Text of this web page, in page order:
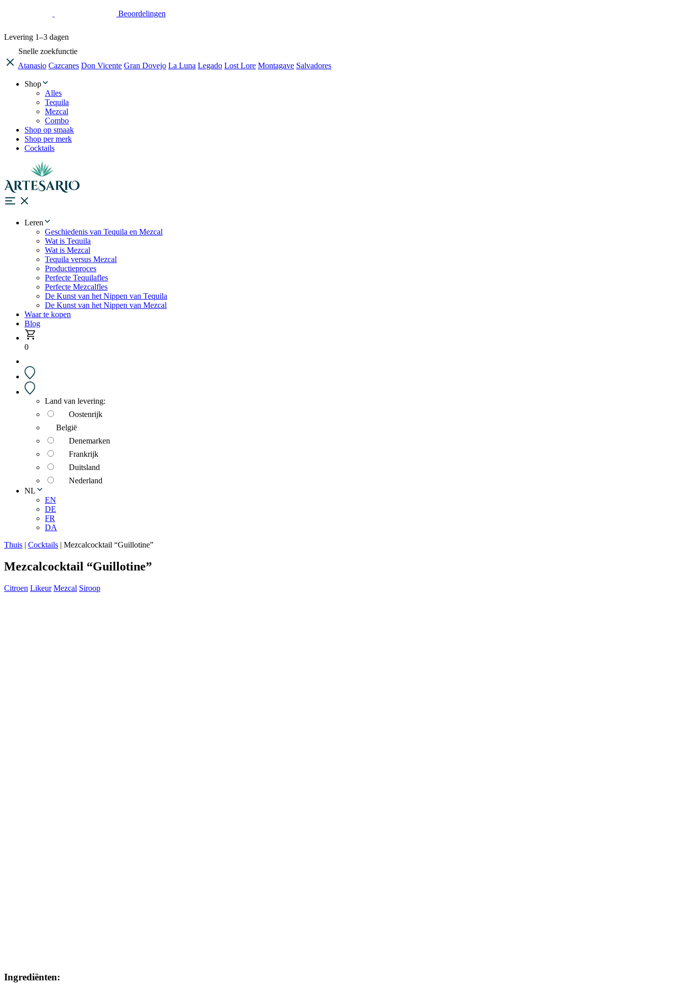
Beoordelingen
Levering 1–3 dagen
Snelle zoekfunctie
Atanasio Cazcanes Don Vicente Gran Dovejo La Luna Legado Lost Lore Montagave Salvadores
Shop
Alles
Tequila
Mezcal
Combo
Shop op smaak
Shop per merk
Cocktails
Leren
Geschiedenis van Tequila en Mezcal
Wat is Tequila
Wat is Mezcal
Tequila versus Mezcal
Productieproces
Perfecte Tequilafles
Perfecte Mezcalfles
De Kunst van het Nippen van Tequila
De Kunst van het Nippen van Mezcal
Waar te kopen
Blog
0
Land van levering:
Oostenrijk
België
Denemarken
Frankrijk
Duitsland
Nederland
NL
EN
DE
FR
DA
Thuis | Cocktails | Mezcalcocktail “Guillotine”
Mezcalcocktail “Guillotine”
Citroen Likeur Mezcal Siroop
Ingrediënten: